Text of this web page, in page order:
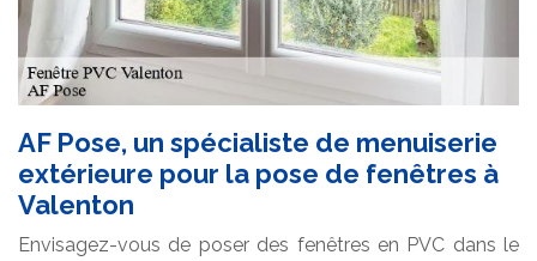
AF Pose, un spécialiste de menuiserie
extérieure pour la pose de fenêtres à
Valenton
Envisagez-vous de poser des fenêtres en PVC dans le